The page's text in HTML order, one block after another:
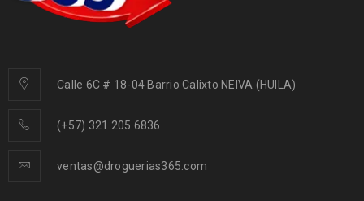
Calle 6C # 18-04 Barrio Calixto NEIVA (HUILA)
(+57) 321 205 6836
ventas@droguerias365.com